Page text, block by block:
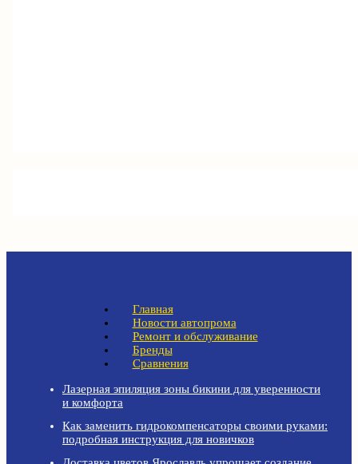
Главная
Новости автопрома
Ремонт и обслуживание
Бренды
Сравнения
Лазерная эпиляция зоны бикини для уверенности
и комфорта
Как заменить гидрокомпенсаторы своими руками:
подробная инструкция для новичков